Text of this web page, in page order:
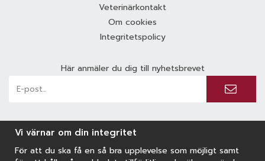
Veterinärkontakt
Om cookies
Integritetspolicy
Här anmäler du dig till nyhetsbrevet
Vi värnar om din integritet
För att du ska få en så bra upplevelse som möjligt samt